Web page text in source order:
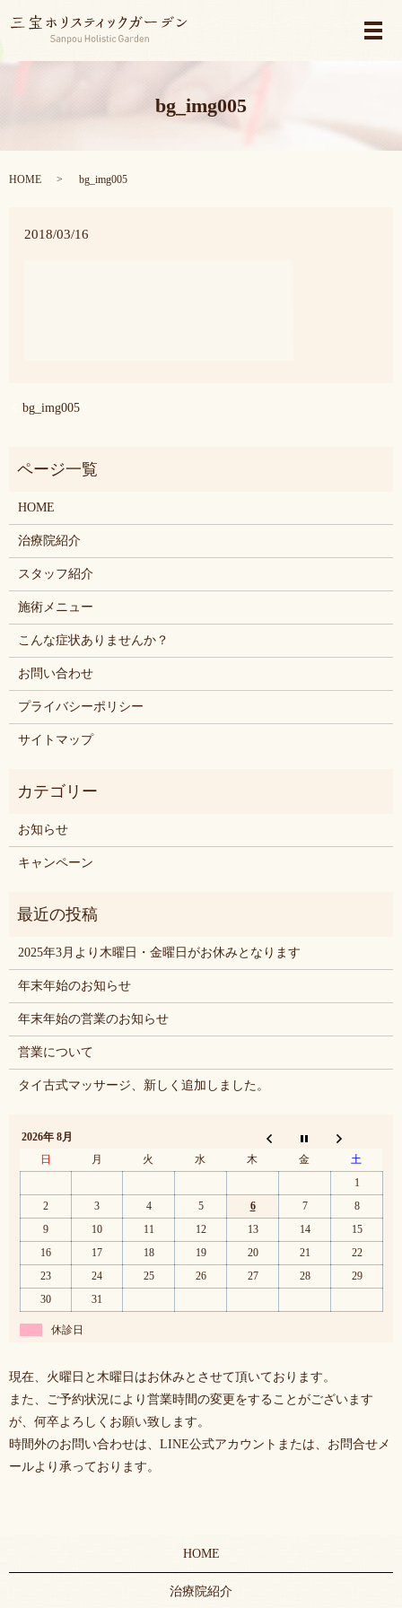
メ
bg_img005
HOME bg_img005
2018/03/16
bg_img005
HOME
治療院紹介
スタッフ紹介
施術メニュー
こんな症状ありませんか？
お問い合わせ
プライバシーポリシー
サイトマップ
お知らせ
キャンペーン
2025年3月より木曜日・金曜日がお休みとなります
年末年始のお知らせ
年末年始の営業のお知らせ
営業について
タイ古式マッサージ、新しく追加しました。
2026年 8月
日
月 火 水 木 金
土
1
2
3 4 5 6 7
8
9
10 11 12 13 14
15
16
17 18 19 20 21
22
23
24 25 26 27 28
29
30
31
休診日
現在、火曜日と木曜日はお休みとさせて頂いております。
また、ご予約状況により営業時間の変更をすることがございます
が、何卒よろしくお願い致します。
時間外のお問い合わせは、LINE公式アカウントまたは、お問合せメ
ールより承っております。
HOME
治療院紹介